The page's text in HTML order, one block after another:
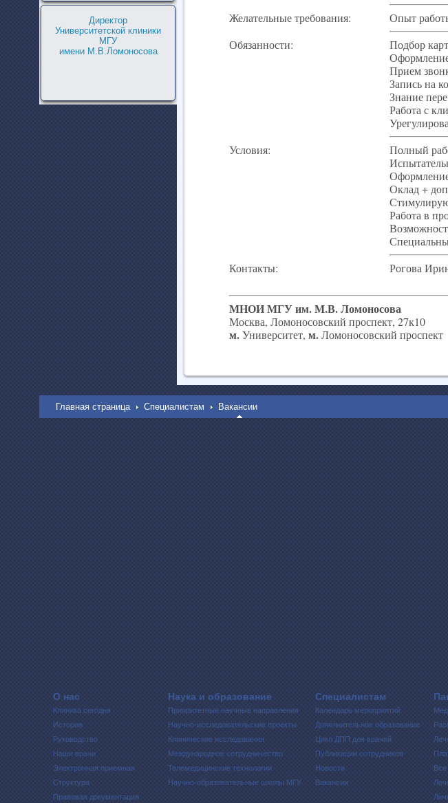
Директор
Университетской клиники
МГУ
имени М.В.Ломоносова
Желательные требования:
Опыт
Обязанности:
Подбор
Прием
Запись на
Знание
Работа с
Условия:
Полный
Оклад +
Работа в
Контакты:
Рогова
МНОИ МГУ им. М.В. Ломоносова
Москва, Ломоносовский проспект, 27к10
м.Университет, м.Ломоносовский проспект
Главная страница Специалистам Вакансии
О нас
Клиника сегодня
История
Руководство
Наши врачи
Электронная приемная
Структура
Правовая документация
Наука и образование
Приоритетные научные направления
Научно-исследовательские проекты
Клинические исследования
Международное сотрудничество
Телемедицинские технологии
Научно-образовательные школы МГУ
Специалистам
Календарь мероприятий
Дополнительное образование
Цикл ДПП для врачей
Публикации сотрудников
Новости
Вакансии